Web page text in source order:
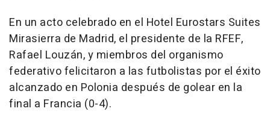
En un acto celebrado en el Hotel Eurostars Suites
Mirasierra de Madrid, el presidente de la RFEF,
Rafael Louzán, y miembros del organismo
federativo felicitaron a las futbolistas por el éxito
alcanzado en Polonia después de golear en la
final a Francia (0-4).